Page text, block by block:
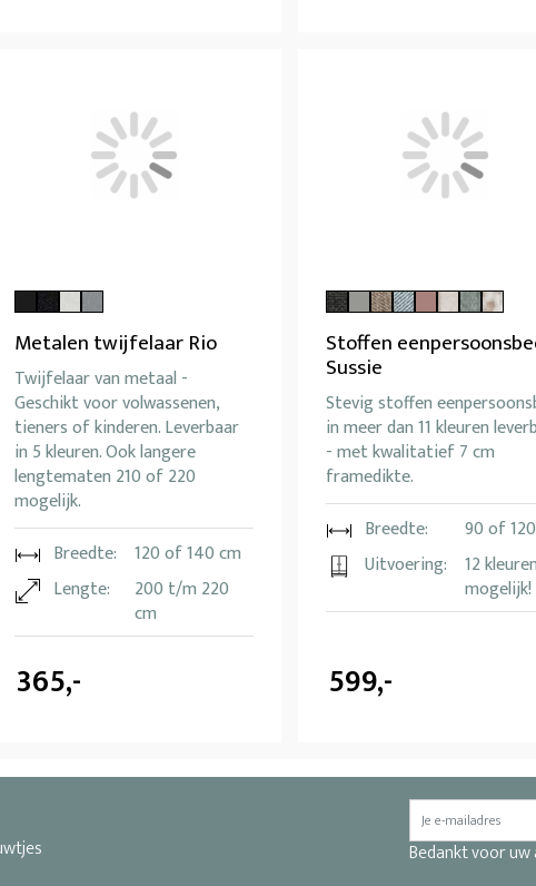
Metalen twijfelaar Rio
Twijfelaar van metaal -
Geschikt voor volwassenen,
tieners of kinderen. Leverbaar
in 5 kleuren. Ook langere
lengtematen 210 of 220
mogelijk.
Breedte:
120 of 140 cm
Lengte:
200 t/m 220
cm
365,-
Stoffen
Sussie
Stevig stoffen
in meer dan 11 kleuren
- met kwalitatief 7 cm
framedikte.
Breedte:
90 of
Uitvoering:
12 kleuren
mogelijk!
599,-
Bedankt voor